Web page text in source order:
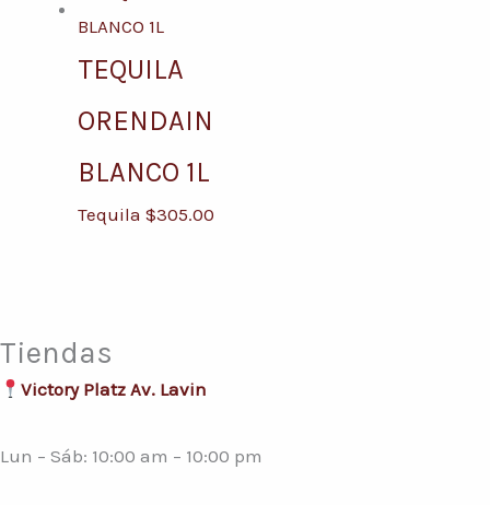
TEQUILA
ORENDAIN
BLANCO 1L
Tequila $305.00
Tiendas
Victory Platz Av. Lavin
Lun – Sáb: 10:00 am – 10:00 pm